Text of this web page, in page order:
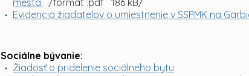
mesta
/formát .pdf 186 kB/
Evidencia žiadatelov o umiestnenie v SSPMK na
Sociálne bývanie:
Žiadosť o pridelenie sociálneho bytu